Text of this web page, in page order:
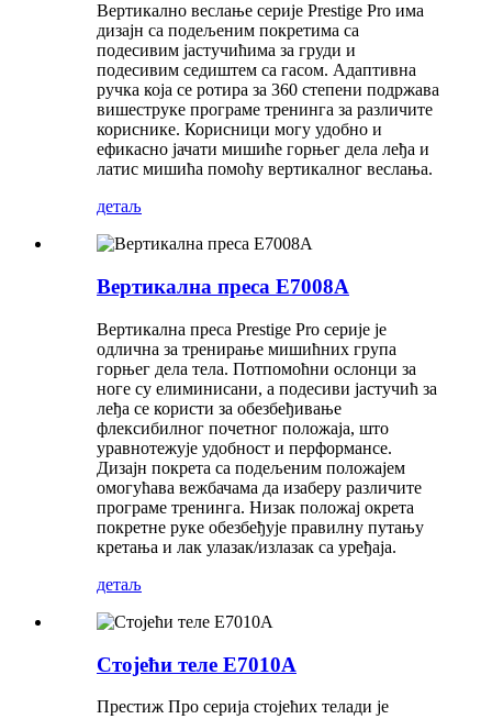
Вертикално веслање серије Prestige Pro има
дизајн са подељеним покретима са
подесивим јастучићима за груди и
подесивим седиштем са гасом. Адаптивна
ручка која се ротира за 360 степени подржава
вишеструке програме тренинга за различите
кориснике. Корисници могу удобно и
ефикасно јачати мишиће горњег дела леђа и
латис мишића помоћу вертикалног веслања.
детаљ
Вертикална преса Е7008А
Вертикална преса Prestige Pro серије је
одлична за тренирање мишићних група
горњег дела тела. Потпомоћни ослонци за
ноге су елиминисани, а подесиви јастучић за
леђа се користи за обезбеђивање
флексибилног почетног положаја, што
уравнотежује удобност и перформансе.
Дизајн покрета са подељеним положајем
омогућава вежбачама да изаберу различите
програме тренинга. Низак положај окрета
покретне руке обезбеђује правилну путању
кретања и лак улазак/излазак са уређаја.
детаљ
Стојећи теле E7010A
Престиж Про серија стојећих телади је